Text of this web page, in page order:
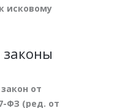
исковому
от
ФЗ (ред. от